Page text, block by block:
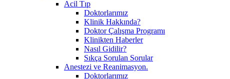
Acil Tıp
Doktorlarımız
Klinik Hakkında?
Doktor Çalışma Programı
Klinikten Haberler
Nasıl Gidilir?
Sıkça Sorulan Sorular
Anestezi ve Reanimasyon.
Doktorlarımız